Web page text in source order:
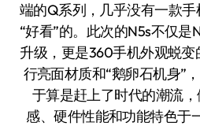
端的Q系列，几乎没有一款
“好看”的。此次的N5s不仅
升级，更是360手机外观蜕
行亮面材质和“鹅卵石机身”
于算是赶上了时代的潮流
感、硬件性能和功能特色于